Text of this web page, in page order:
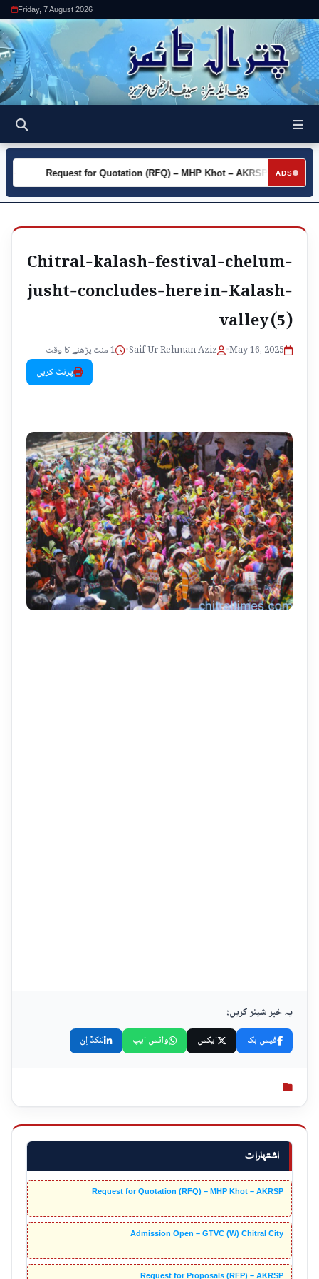
Friday, 7 August 2026
ADS
►
Request for Quotation (RFQ) – MHP Khot – AKRSP
اشتہارات
Request for Quotation (RFQ) – MHP Khot – AKRSP
Admission Open – GTVC (W) Chitral City
Request for Proposals (RFP) – AKRSP
Chitral-kalash-festival-chelum-
jusht-concludes-here in-Kalash-
valley (5)
May 16, 2025
•
Saif Ur Rehman Aziz
•
1 منٹ پڑھنے کا وقت
پرنٹ کریں
یہ خبر شیئر کریں:
فیس بک ایکس واٹس ایپ لنکڈ اِن